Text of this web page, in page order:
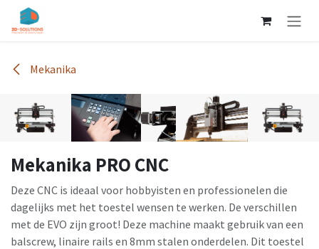
Overslaan naar inhoud
Mekanika
Mekanika PRO CNC
Deze CNC is ideaal voor hobbyisten en professionelen die
dagelijks met het toestel wensen te werken. De verschillen
met de EVO zijn groot! Deze machine maakt gebruik van een
balscrew, linaire rails en 8mm stalen onderdelen. Dit toestel